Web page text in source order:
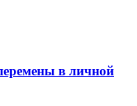
в личной